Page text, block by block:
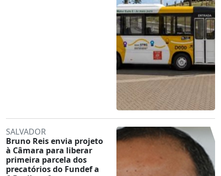
SALVADOR
Bruno Reis envia projeto
à Câmara para liberar
primeira parcela dos
precatórios do Fundef a